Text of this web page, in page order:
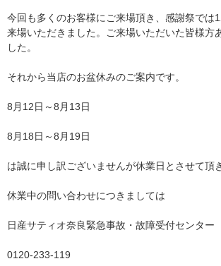
今回も多くのお客様にご来場頂き、感謝祭では
来場いただきました。ご来場いただいた皆様方
した。
それから当店のお盆休みのご案内です。
8月12日～8月13日
8月18日～8月19日
は誠に申し訳ございませんが休業日とさせて頂
休業中の問い合わせにつきましては
日産サティオ奈良緊急事故・故障受付センター
0120-233-119